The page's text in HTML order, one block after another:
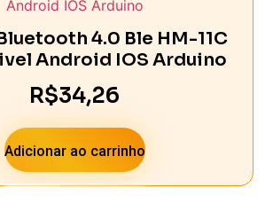
4.0 Ble HM-11C
Android IOS Arduino
R$34,26
Adicionar ao carrinho